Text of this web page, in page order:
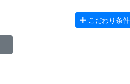
こだわり条件